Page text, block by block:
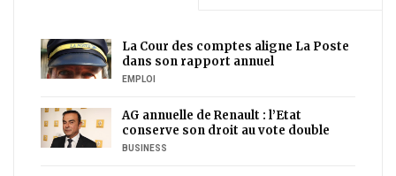
La Cour des comptes aligne La Poste
dans son rapport annuel
EMPLOI
AG annuelle de Renault : l’Etat
conserve son droit au vote double
BUSINESS